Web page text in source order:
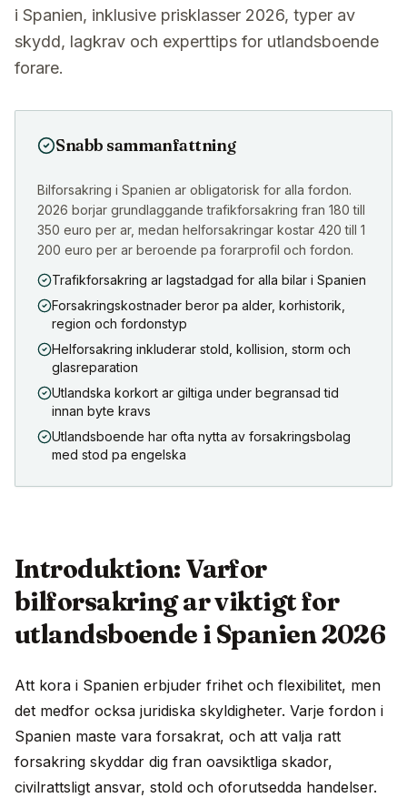
i Spanien, inklusive prisklasser 2026, typer av
skydd, lagkrav och experttips for utlandsboende
forare.
Snabb sammanfattning
Bilforsakring i Spanien ar obligatorisk for alla fordon.
2026 borjar grundlaggande trafikforsakring fran 180 till
350 euro per ar, medan helforsakringar kostar 420 till 1
200 euro per ar beroende pa forarprofil och fordon.
Trafikforsakring ar lagstadgad for alla bilar i Spanien
Forsakringskostnader beror pa alder, korhistorik,
region och fordonstyp
Helforsakring inkluderar stold, kollision, storm och
glasreparation
Utlandska korkort ar giltiga under begransad tid
innan byte kravs
Utlandsboende har ofta nytta av forsakringsbolag
med stod pa engelska
Introduktion: Varfor
bilforsakring ar viktigt for
utlandsboende i Spanien 2026
Att kora i Spanien erbjuder frihet och flexibilitet, men
det medfor ocksa juridiska skyldigheter. Varje fordon i
Spanien maste vara forsakrat, och att valja ratt
forsakring skyddar dig fran oavsiktliga skador,
civilrattsligt ansvar, stold och oforutsedda handelser.